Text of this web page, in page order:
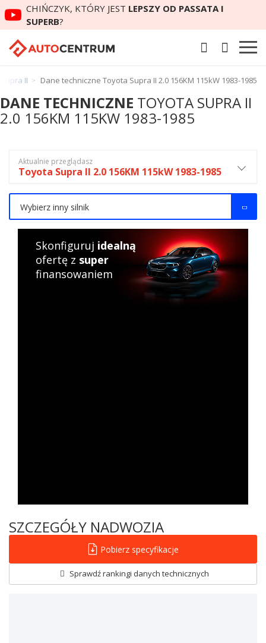
CHIŃCZYK, KTÓRY JEST LEPSZY OD PASSATA I
SUPERB?
II Dane techniczne Toyota Supra II 2.0 156KM 115kW 1983-1985
DANE TECHNICZNE TOYOTA SUPRA II
2.0 156KM 115KW 1983-1985
SZCZEGÓŁY NADWOZIA
Pobierz specyfikacje
Sprawdź rankingi danych technicznych
Aktualnie przeglądasz
Toyota Supra II 2.0 156KM 115kW 1983-1985
Wybierz inny silnik
Skonfiguruj idealną
ofertę z super
finansowaniem